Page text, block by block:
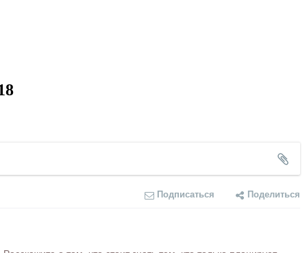
Подписаться Поделиться